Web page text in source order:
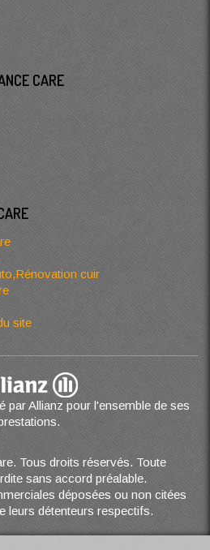
CARE
cuir
site
par Allianz pour l'ensemble de ses
Tous droits réservés. Toute
sans accord préalable.
déposées ou non citées
leurs détenteurs respectifs.